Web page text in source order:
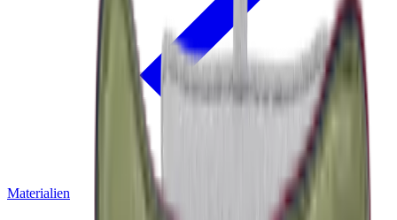
Materialien